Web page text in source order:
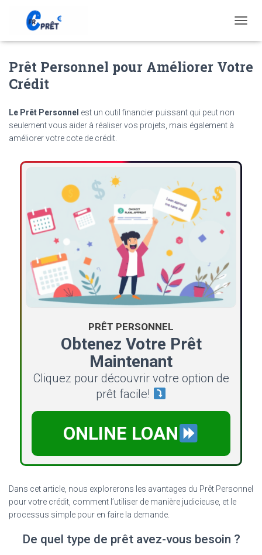
O
G
L
T
Prêt Personnel pour Améliorer Votre
Crédit
Le Prêt Personnel est un outil financier puissant qui peut non
seulement vous aider à réaliser vos projets, mais également à
améliorer votre cote de crédit.
PRÊT PERSONNEL
Obtenez Votre Prêt
Maintenant
Cliquez pour découvrir votre option de
prêt facile!
ONLINE LOAN
Dans cet article, nous explorerons les avantages du Prêt Personnel
pour votre crédit, comment l’utiliser de manière judicieuse, et le
processus simple pour en faire la demande.
De quel type de prêt avez-vous besoin ?